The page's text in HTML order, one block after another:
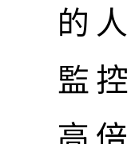
的
監